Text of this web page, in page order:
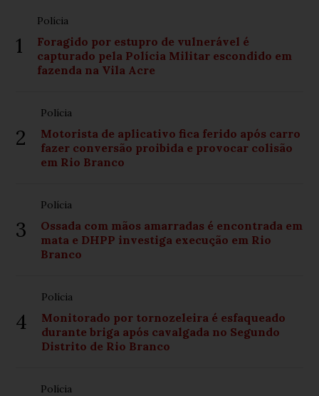
1
Polícia
Foragido por estupro de vulnerável é
capturado pela Polícia Militar escondido em
fazenda na Vila Acre
2
Polícia
Motorista de aplicativo fica ferido após carro
fazer conversão proibida e provocar colisão
em Rio Branco
3
Polícia
Ossada com mãos amarradas é encontrada em
mata e DHPP investiga execução em Rio
Branco
4
Polícia
Monitorado por tornozeleira é esfaqueado
durante briga após cavalgada no Segundo
Distrito de Rio Branco
Polícia